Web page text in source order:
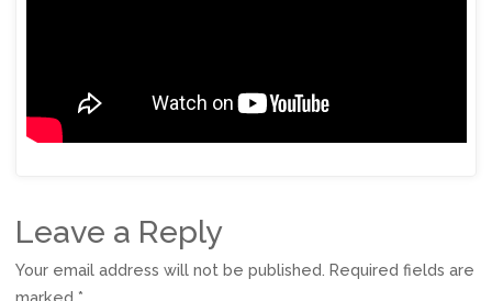
Leave a Reply
Your email address will not be published. Required fields are
marked *